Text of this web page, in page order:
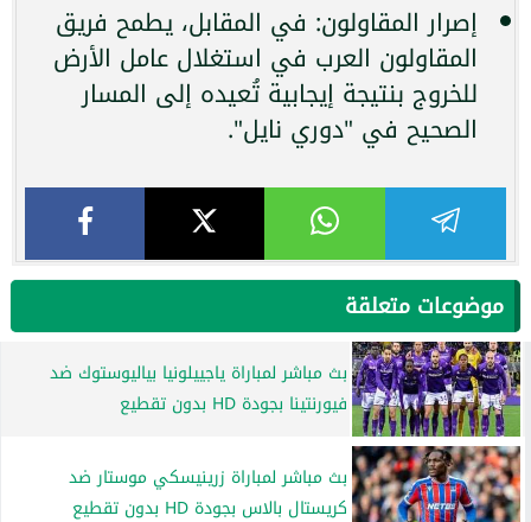
إصرار المقاولون: في المقابل، يطمح فريق
المقاولون العرب في استغلال عامل الأرض
للخروج بنتيجة إيجابية تُعيده إلى المسار
الصحيح في "دوري نايل".
موضوعات متعلقة
بث مباشر لمباراة ياجييلونيا بياليوستوك ضد
فيورنتينا بجودة HD بدون تقطيع
بث مباشر لمباراة زرينيسكي موستار ضد
كريستال بالاس بجودة HD بدون تقطيع